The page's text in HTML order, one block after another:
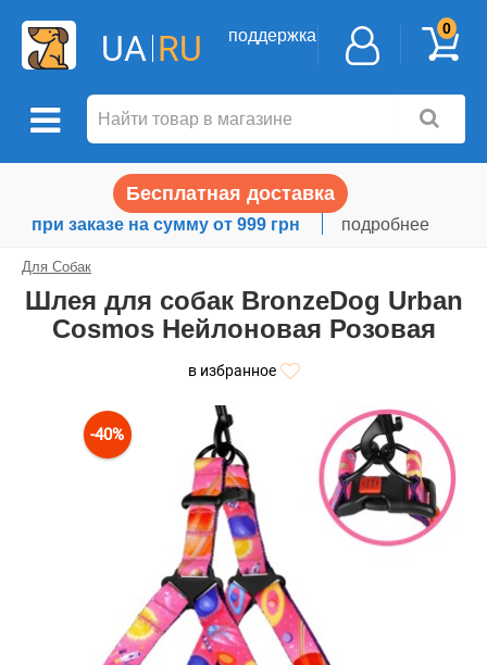
UA RU поддержка 0
Бесплатная доставка
при заказе на сумму от 999 грн подробнее
Для Собак
Шлея для собак BronzeDog Urban
Cosmos Нейлоновая Розовая
в избранное
-40%